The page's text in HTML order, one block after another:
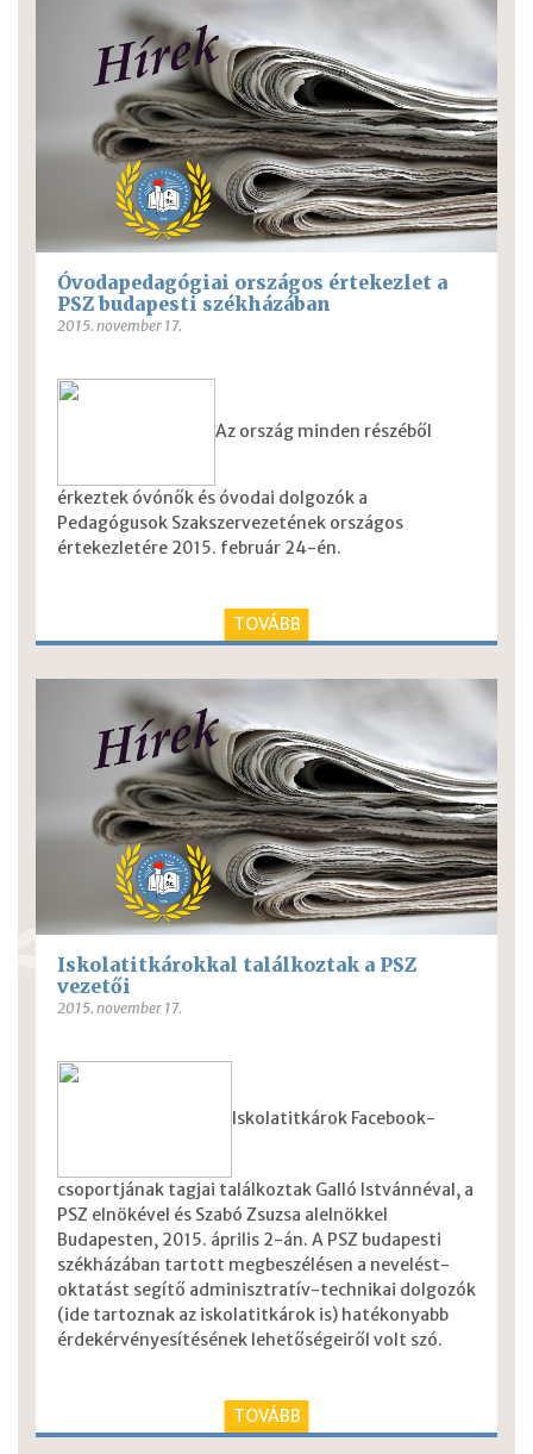
Óvodapedagógiai országos értekezlet a
PSZ budapesti székházában
2015. november 17.
Az ország minden részéből
érkeztek óvónők és óvodai dolgozók a
Pedagógusok Szakszervezetének országos
értekezletére 2015. február 24-én.
TOVÁBB
Iskolatitkárokkal találkoztak a PSZ
vezetői
2015. november 17.
Iskolatitkárok Facebook-
csoportjának tagjai találkoztak Galló Istvánnéval, a
PSZ elnökével és Szabó Zsuzsa alelnökkel
Budapesten, 2015. április 2-án. A PSZ budapesti
székházában tartott megbeszélésen a nevelést-
oktatást segítő adminisztratív-technikai dolgozók
(ide tartoznak az iskolatitkárok is) hatékonyabb
érdekérvényesítésének lehetőségeiről volt szó.
TOVÁBB